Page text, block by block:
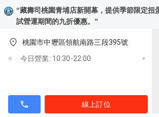
“藏壽司桃園青埔店新開幕，提供季節限定扭
試營運期間的九折優惠。 ”
桃園市中壢區領航南路三段395號
今日營業: 10:30-22:00
線上訂位